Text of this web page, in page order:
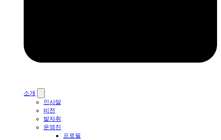
소개
인사말
비전
발자취
운영진
프로필